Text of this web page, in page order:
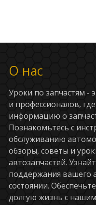
О нас
Уроки по запчастям -
и профессионалов,
информацию о
Познакомьтесь с
обслуживанию
обзоры, советы и
автозапчастей.
поддержания вашего
состоянии.
долгую жизнь с